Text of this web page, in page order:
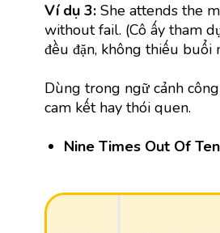
Ví dụ 3: She attends the
without fail. (Cô ấy tham
đều đặn, không thiếu buổi
Dùng trong ngữ cảnh
cam kết hay thói quen.
Nine Times Out Of Ten